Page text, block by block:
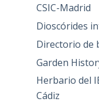
CSIC-Madrid
Dioscórides
Directorio de
Garden
Herbario del
Cádiz